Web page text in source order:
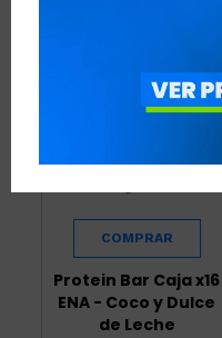
Protein Bar Caja x16
ENA - Coco y Dulce
de Leche